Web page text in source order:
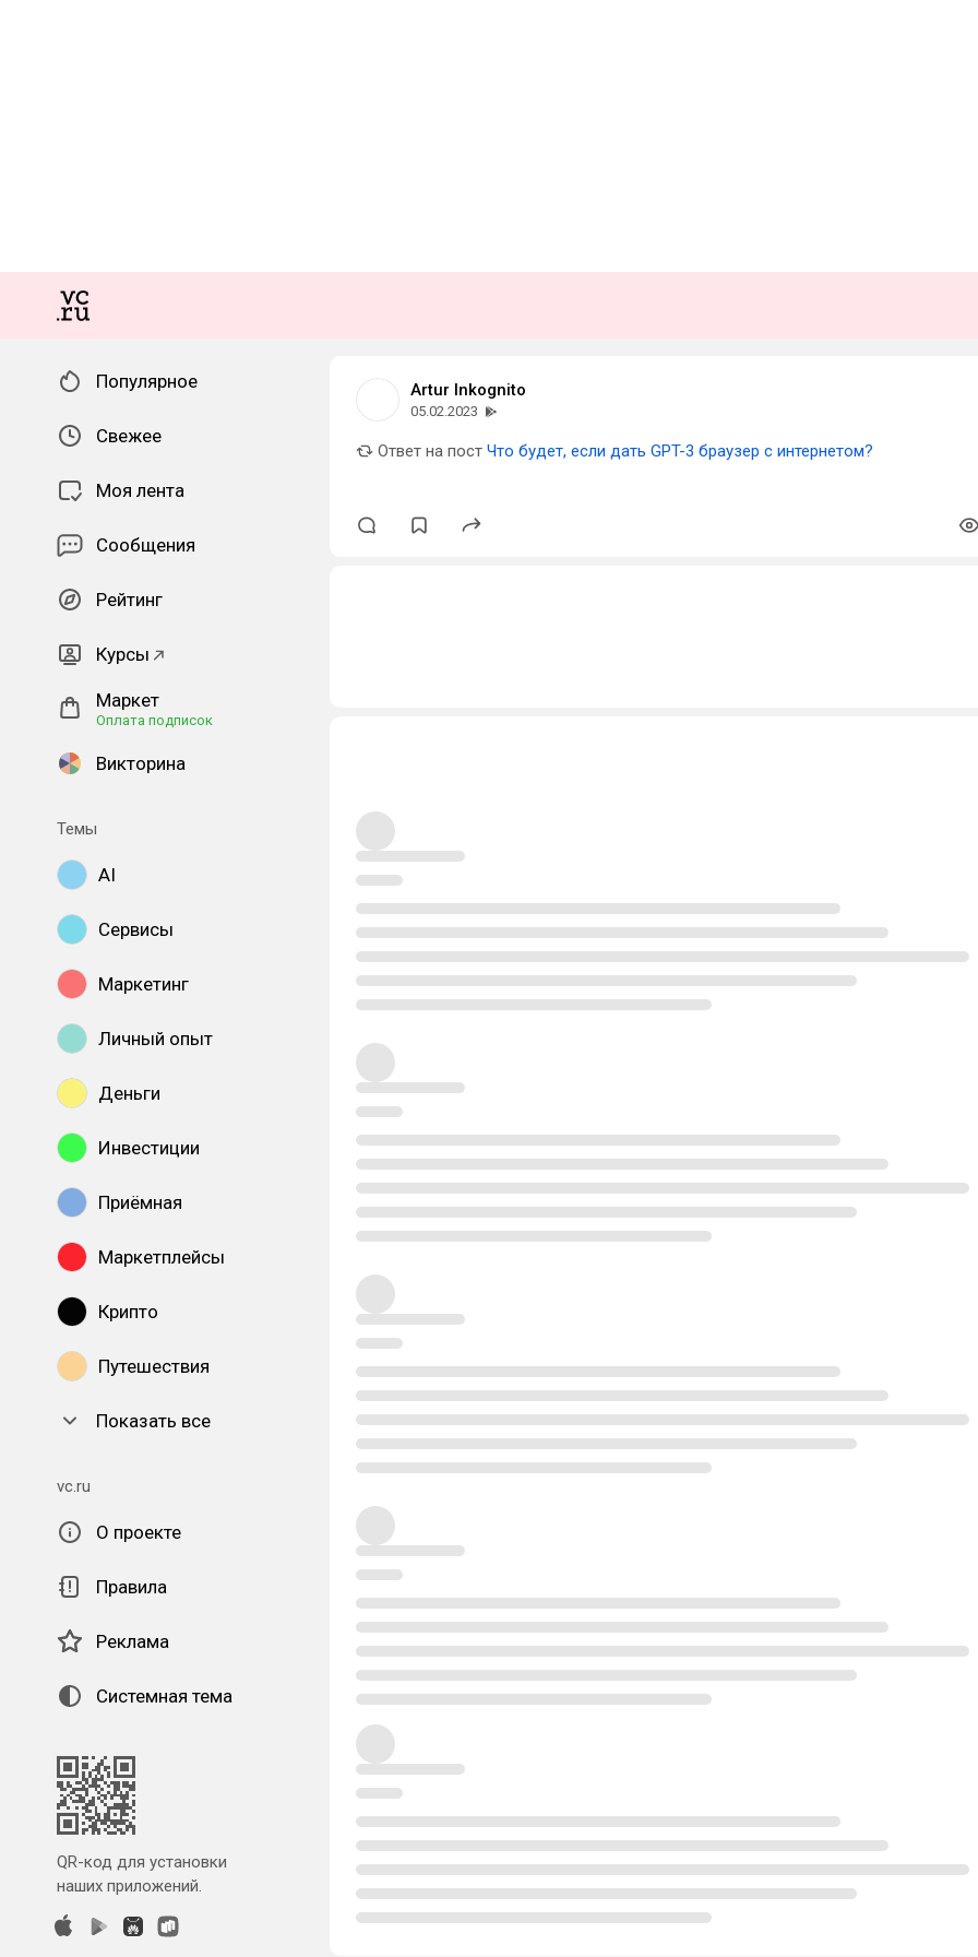
Популярное
Свежее
Моя лента
Сообщения
Рейтинг
Курсы
Маркет
Оплата подписок
Викторина
Темы
AI
Сервисы
Маркетинг
Личный опыт
Деньги
Инвестиции
Приёмная
Маркетплейсы
Крипто
Путешествия
Показать все
vc.ru
О проекте
Правила
Реклама
Системная тема
QR-код для установки
наших приложений.
Artur Inkognito
05.02.2023
Ответ на пост Что будет, если дать GPT-3 браузер с интернетом?